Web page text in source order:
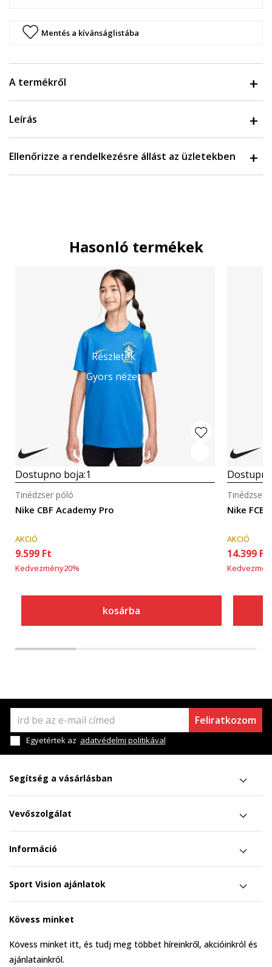
Mentés a kívánságlistába
A termékről
Leírás
Ellenőrizze a rendelkezésre állást az üzletekben
Hasonló termékek
Részletek
Gyors nézet
Dostupno boja:1
Nike CBF Academy Pro
Tinédzser póló
AKCIÓ
9.599 Ft
Kedvezmény20%
kosárba
Nike FCB
Tinédzser
AKCIÓ
14.399 Ft
Feliratkozom
Egyetértek az adatvédelmi politikával
Segítség a vásárlásban
Vevőszolgálat
Információ
Sport Vision ajánlatok
Kövess minket
Kövess minket itt, és tudj meg többet híreinkről, akcióinkról és
ajánlatainkról.